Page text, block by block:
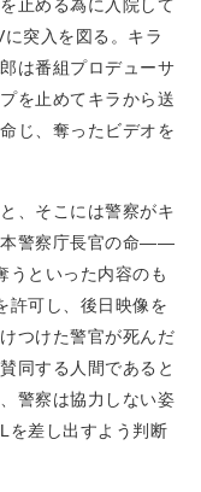
止める為に入院して
突入を図る。キラ
は番組プロデューサ
を止めてキラから送
じ、奪ったビデオを
、そこには警察がキ
本警察庁長官の命——
うといった内容のも
許可し、後日映像を
つけた警官が死んだ
同する人間であると
警察は協力しない姿
を差し出すよう判断